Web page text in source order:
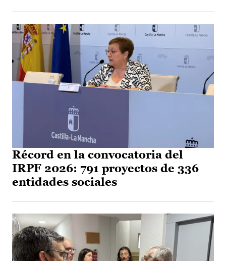
Récord en la convocatoria del
IRPF 2026: 791 proyectos de 336
entidades sociales